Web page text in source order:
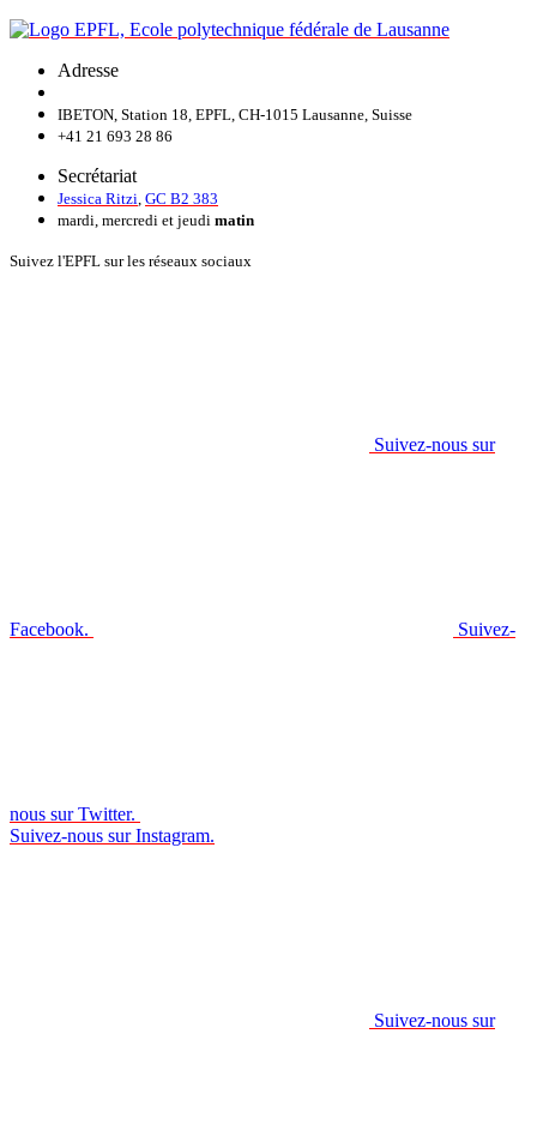
Adresse
IBETON, Station 18, EPFL, CH-1015 Lausanne, Suisse
+41 21 693 28 86
Secrétariat
Jessica Ritzi GC B2 383
mardi, mercredi et jeudi matin
Suivez l'EPFL sur les réseaux sociaux
Suivez-nous sur
Facebook. Suivez-
nous sur Twitter.
Suivez-nous sur Instagram.
Suivez-nous sur